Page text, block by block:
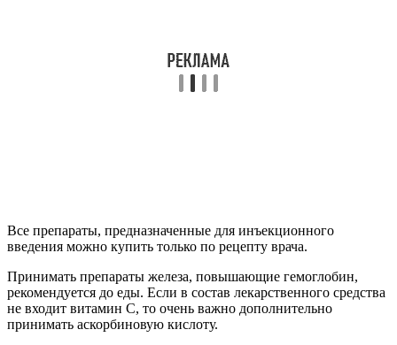
Все препараты, предназначенные для инъекционного
введения можно купить только по рецепту врача.
Принимать препараты железа, повышающие гемоглобин,
рекомендуется до еды. Если в состав лекарственного средства
не входит витамин С, то очень важно дополнительно
принимать аскорбиновую кислоту.